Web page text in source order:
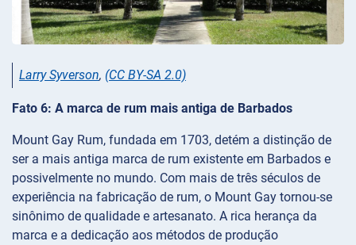
Larry Syverson, (CC BY-SA 2.0)
Fato 6: A marca de rum mais antiga de Barbados
Mount Gay Rum, fundada em 1703, detém a distinção de
ser a mais antiga marca de rum existente em Barbados e
possivelmente no mundo. Com mais de três séculos de
experiência na fabricação de rum, o Mount Gay tornou-se
sinônimo de qualidade e artesanato. A rica herança da
marca e a dedicação aos métodos de produção